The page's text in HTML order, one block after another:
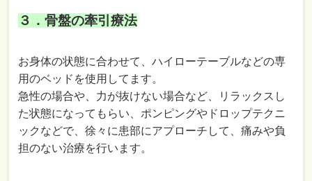
３．骨盤の牽引療法
お身体の状態に合わせて、ハイローテーブルなどの専
用のベッドを使用してます。
急性の場合や、力が抜けない場合など、リラックスし
た状態になってもらい、ポンピングやドロップテクニ
ックなどで、徐々に患部にアプローチして、痛みや負
担のない治療を行います。